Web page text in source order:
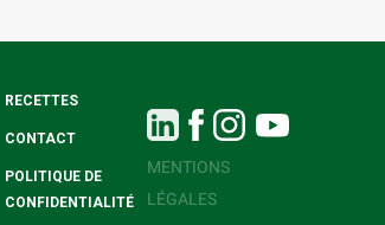
RECETTES
CONTACT
POLITIQUE DE
CONFIDENTIALITÉ
MENTIONS
LÉGALES